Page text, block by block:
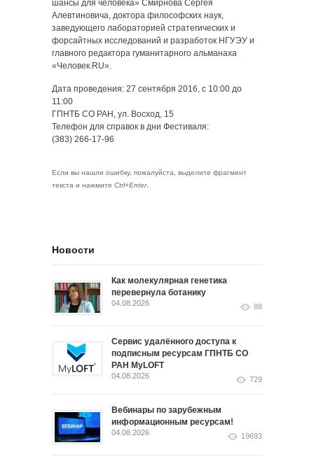
шансы для человека» Смирнова Сергея
Алевтиновича, доктора философских наук,
заведующего лабораторией стратегических и
форсайтных исследований и разработок НГУЭУ и
главного редактора гуманитарного альманаха
«Человек.RU».
Дата проведения: 27 сентября 2016, с 10:00 до
11:00
ГПНТБ СО РАН, ул. Восход, 15
Телефон для справок в дни Фестиваля:
(383) 266-17-96
Если вы нашли ошибку, пожалуйста, выделите фрагмент
текста и нажмите Ctrl+Enter.
Новости
Как молекулярная генетика
перевернула ботанику
04.08.2026 88
Сервис удалённого доступа к
подписным ресурсам ГПНТБ СО
РАН MyLOFT
04.08.2026 729
Вебинары по зарубежным
информационным ресурсам!
04.08.2026 19693